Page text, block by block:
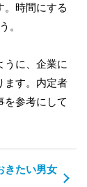
。時間にする
。
うに、企業に
ます。内定者
を参考にして
きたい男女